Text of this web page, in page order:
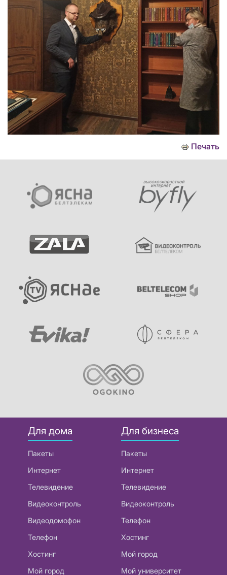
Печать
Для дома
Пакеты
Интернет
Телевидение
Видеоконтроль
Видеодомофон
Телефон
Хостинг
Мой город
Для бизнеса
Пакеты
Интернет
Телевидение
Видеоконтроль
Телефон
Хостинг
Мой город
Мой университет